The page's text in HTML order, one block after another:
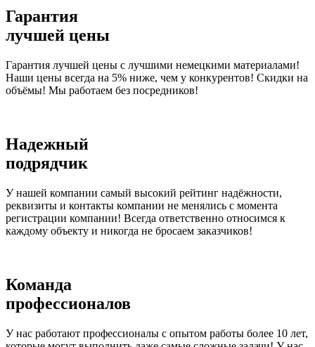
Гарантия
лучшей цены
Гарантия лучшей цены с лучшими немецкими материалами!
Наши цены всегда на 5% ниже, чем у конкурентов! Скидки на
объёмы! Мы работаем без посредников!
Надежный
подрядчик
У нашей компании самый высокий рейтинг надёжности,
реквизиты и контакты компании не менялись с момента
регистрации компании! Всегда ответственно относимся к
каждому объекту и никогда не бросаем заказчиков!
Команда
профессионалов
У нас работают профессионалы с опытом работы более 10 лет,